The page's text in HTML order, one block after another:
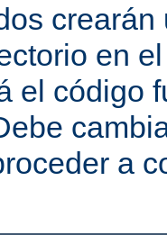
en
el código
a